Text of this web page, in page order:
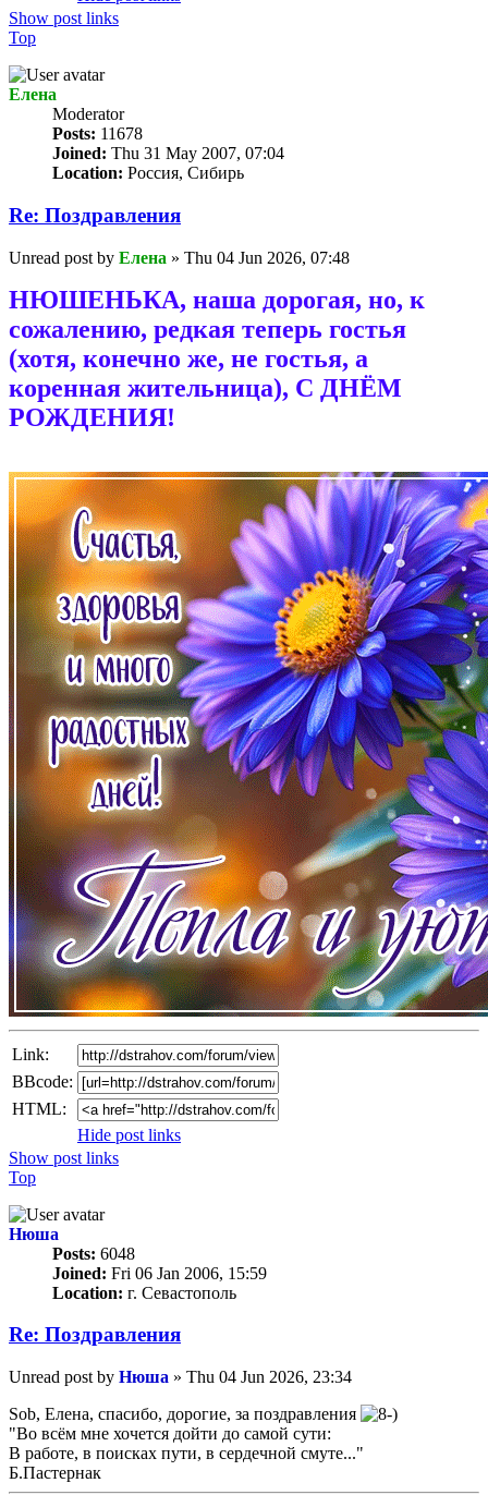
Show post links
Top
Елена
Мoderator
Posts: 11678
Joined: Thu 31 May 2007, 07:04
Location: Россия, Сибирь
Re: Поздравлeния
Unread post by Елена » Thu 04 Jun 2026, 07:48
НЮШЕНЬКА, наша дорогая, но, к
сожалению, редкая теперь гостья
(хотя, конечно же, не гостья, а
коренная жительница), С ДНЁМ
РОЖДЕНИЯ!
Link:
BBcode:
HTML:
Hide post links
Show post links
Top
Нюша
Posts: 6048
Joined: Fri 06 Jan 2006, 15:59
Location: г. Севастополь
Re: Поздравлeния
Unread post by Нюша » Thu 04 Jun 2026, 23:34
Sob, Елена, спасибо, дорогие, за поздравления
"Во всём мне хочется дойти до самой сути:
В работе, в поисках пути, в сердечной смуте..."
Б.Пастернак